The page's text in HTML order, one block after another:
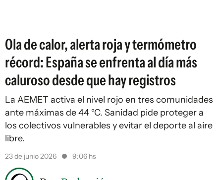
Ola de calor, alerta roja y termómetro
récord: España se enfrenta al día más
caluroso desde que hay registros
La AEMET activa el nivel rojo en tres comunidades
ante máximas de 44 °C. Sanidad pide proteger a
los colectivos vulnerables y evitar el deporte al aire
libre.
23 de junio 2026 9:06 hs